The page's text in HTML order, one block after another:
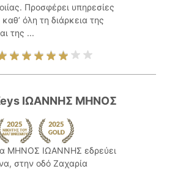
Προσφέρει υπηρεσίες
όλη τη διάρκεια της
της ...
ΙΩΑΝΝΗΣ ΜΗΝΟΣ
ΜΗΝΟΣ ΙΩΑΝΝΗΣ εδρεύει
στην οδό Ζαχαρία